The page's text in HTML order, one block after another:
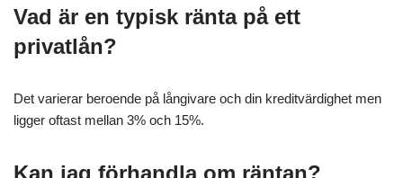
Vad är en typisk ränta på ett
privatlån?
Det varierar beroende på långivare och din kreditvärdighet men
ligger oftast mellan 3% och 15%.
Kan jag förhandla om räntan?